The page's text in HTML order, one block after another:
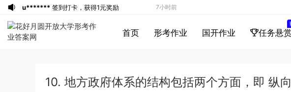
首页 形考作业 国开作业 任务悬赏
10. 地方政府体系的结构包括两个方面，即 纵
u******* 签到打卡，获得1元奖励 7小时前
游客下载了资源2013年广东公务员考试
《行测》三卷答案及解析
游客下载了资源
2015年河南公务员考试
7小时前
u******* 签到打卡，获得1元奖励 10小时前